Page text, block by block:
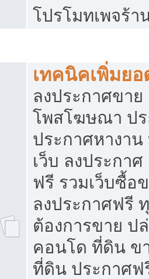
โปรโมทเพจร้า
เทคนิคเพิ่มย
ลงประกาศขา
โพสโฆษณา ป
ประกาศหางา
เว็บ ลงประกา
ฟรี รวมเว็บซื้อ
ลงประกาศฟรี
ต้องการขาย ป
คอนโด ที่ดิน ข
ที่ดิน ประกาศฟ